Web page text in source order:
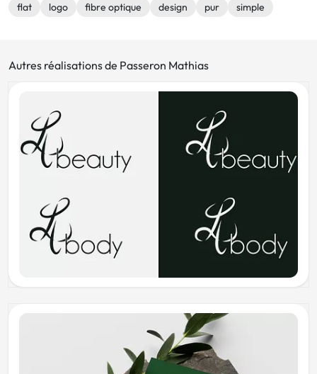
flat logo fibre optique design pur simple
Autres réalisations de Passeron Mathias